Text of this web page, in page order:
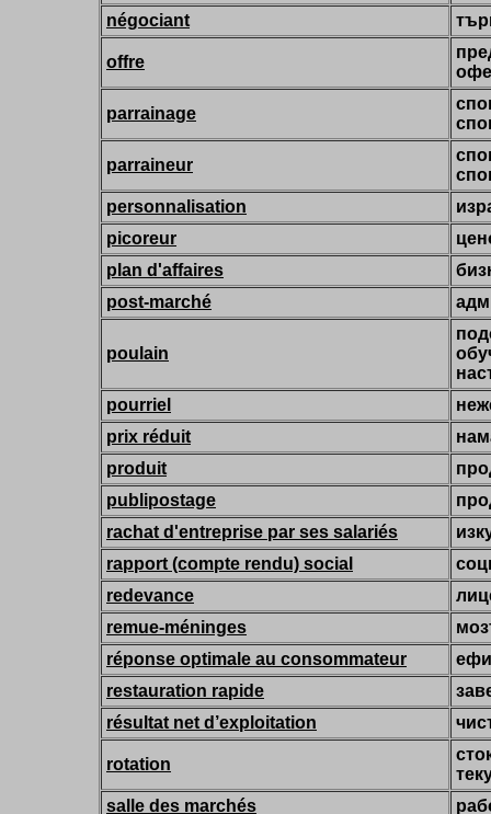
négociant
offre
parrainage
parraineur
personnalisation
picoreur
plan d'affaires
post-marché
poulain
pourriel
prix réduit
produit
publipostage
rachat d'entreprise par ses salariés
rapport (compte rendu) social
redevance
remue-méninges
réponse optimale au consommateur
restauration rapide
résultat net d’exploitation
rotation
salle des marchés